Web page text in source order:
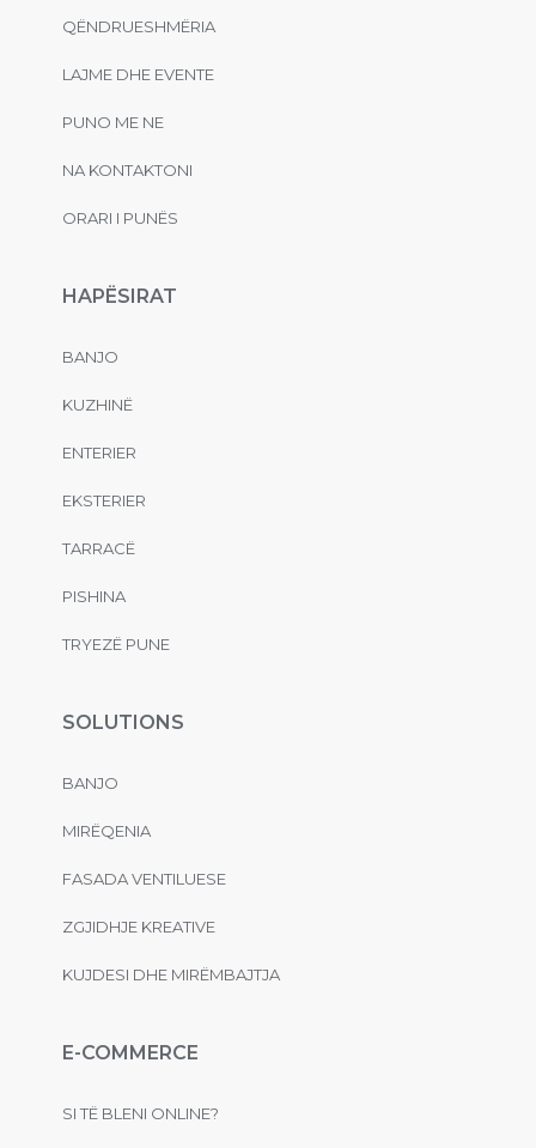
QËNDRUESHMËRIA
LAJME DHE EVENTE
PUNO ME NE
NA KONTAKTONI
ORARI I PUNËS
HAPËSIRAT
BANJO
KUZHINË
ENTERIER
EKSTERIER
TARRACË
PISHINA
TRYEZË PUNE
SOLUTIONS
BANJO
MIRËQENIA
FASADA VENTILUESE
ZGJIDHJE KREATIVE
KUJDESI DHE MIRËMBAJTJA
E-COMMERCE
SI TË BLENI ONLINE?